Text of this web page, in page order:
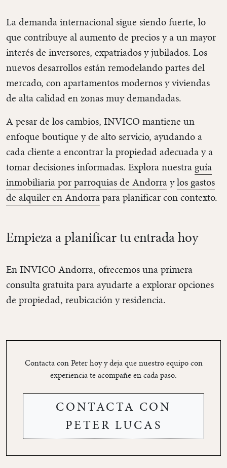
La demanda internacional sigue siendo fuerte, lo
que contribuye al aumento de precios y a un mayor
interés de inversores, expatriados y jubilados. Los
nuevos desarrollos están remodelando partes del
mercado, con apartamentos modernos y viviendas
de alta calidad en zonas muy demandadas.
A pesar de los cambios, INVICO mantiene un
enfoque boutique y de alto servicio, ayudando a
cada cliente a encontrar la propiedad adecuada y a
tomar decisiones informadas. Explora nuestra guía
inmobiliaria por parroquias de Andorraylos gastos
de alquiler en Andorrapara planificar con contexto.
Empieza a planificar tu entrada hoy
En INVICO Andorra, ofrecemos una primera
consulta gratuita para ayudarte a explorar opciones
de propiedad, reubicación y residencia.
Contacta con Peter hoy y deja que nuestro equipo con
experiencia te acompañe en cada paso.
CONTACTA CON
PETER LUCAS